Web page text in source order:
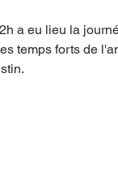
a eu lieu la
temps forts de